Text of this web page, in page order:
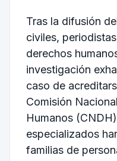
Tras la difusión
civiles,
derechos
investigación
caso de
Comisión
Humanos
especializados
familias de